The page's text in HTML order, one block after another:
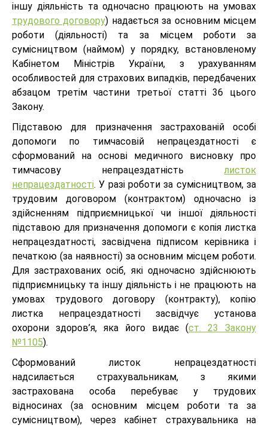
іншу діяльність та одночасно працюють на умовах
трудового договору) надається за основним місцем
роботи (діяльності) та за місцем роботи за
сумісництвом (наймом) у порядку, встановленому
Кабінетом Міністрів України, з урахуванням
особливостей для страхових випадків, передбачених
абзацом третім частини третьої статті 36 цього
Закону.
Підставою для призначення застрахованій особі
допомоги по тимчасовій непрацездатності є
сформований на основі медичного висновку про
тимчасову непрацездатністьлисток
непрацездатності. У разі роботи за сумісництвом, за
трудовим договором (контрактом) одночасно із
здійсненням підприємницької чи іншої діяльності
підставою для призначення допомоги є копія листка
непрацездатності, засвідчена підписом керівника і
печаткою (за наявності) за основним місцем роботи.
Для застрахованих осіб, які одночасно здійснюють
підприємницьку та іншу діяльність і не працюють на
умовах трудового договору (контракту), копію
листка непрацездатності засвідчує установа
охорони здоров’я, яка його видає (ст. 23 Закону
№1105).
Сформований листок непрацездатності
надсилається страхувальникам, з якими
застрахована особа перебуває у трудових
відносинах (за основним місцем роботи та за
сумісництвом), через кабінет страхувальника на